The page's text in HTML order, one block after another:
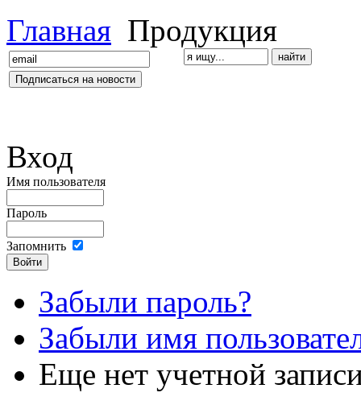
Главная Продукция
Вход
Имя пользователя
Пароль
Запомнить
Забыли пароль?
Забыли имя
Еще нет учетной